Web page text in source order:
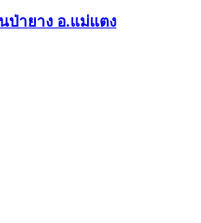
ป่ายาง อ.แม่แตง